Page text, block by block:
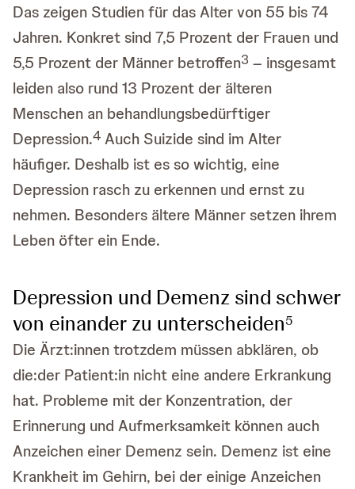
Das zeigen Studien für das Alter von 55 bis 74
Jahren. Konkret sind 7,5 Prozent der Frauen und
5,5 Prozent der Männer betroffen3 – insgesamt
leiden also rund 13 Prozent der älteren
Menschen an behandlungsbedürftiger
Depression.4 Auch Suizide sind im Alter
häufiger. Deshalb ist es so wichtig, eine
Depression rasch zu erkennen und ernst zu
nehmen. Besonders ältere Männer setzen ihrem
Leben öfter ein Ende.
Depression und Demenz sind schwer
von einander zu unterscheiden5
Die Ärzt:innen trotzdem müssen abklären, ob
die:der Patient:in nicht eine andere Erkrankung
hat. Probleme mit der Konzentration, der
Erinnerung und Aufmerksamkeit können auch
Anzeichen einer Demenz sein. Demenz ist eine
Krankheit im Gehirn, bei der einige Anzeichen